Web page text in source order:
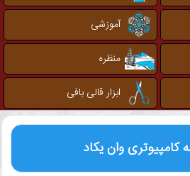
آموزشی
منظره
ابزار قالی بافی
کامپیوتریوان یکاد